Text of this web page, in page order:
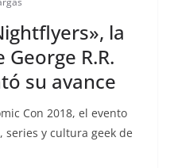
la
R.R.
su avance
Con 2018, el evento
y cultura geek de